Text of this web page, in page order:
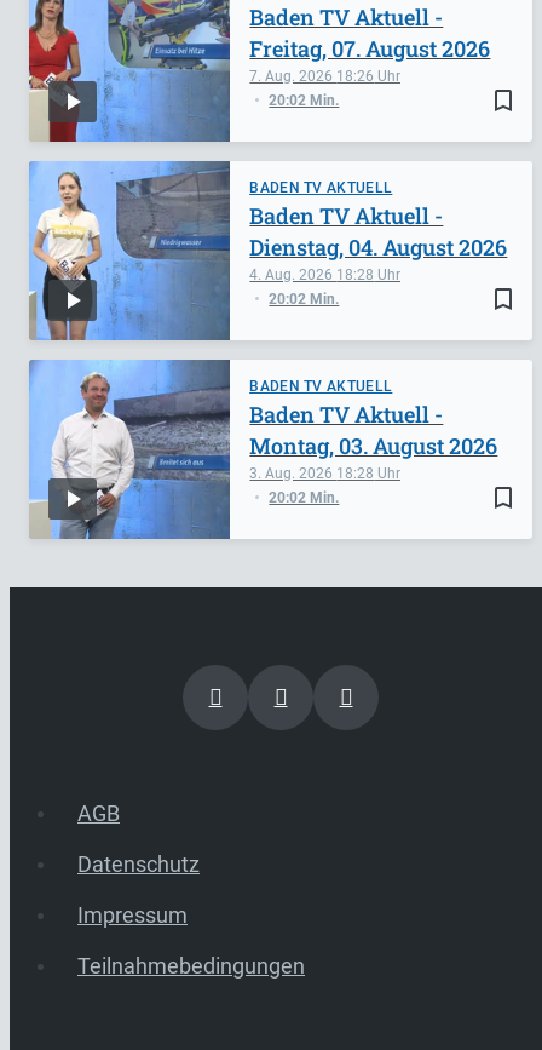
bookmark_border
7. Aug. 2026 18:26
20:02 Min.
Baden TV Aktuell -
Freitag, 07. August 2026
BADEN TV AKTUELL
bookmark_border
4. Aug. 2026 18:28
20:02 Min.
Baden TV Aktuell -
Dienstag, 04. August 2026
BADEN TV AKTUELL
bookmark_border
3. Aug. 2026 18:28
20:02 Min.
Baden TV Aktuell -
Montag, 03. August 2026
AGB
Datenschutz
Impressum
Teilnahmebedingungen